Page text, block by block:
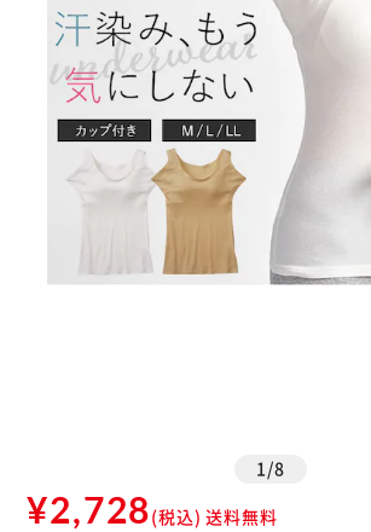
1/8
¥2,728(税込) 送料無料